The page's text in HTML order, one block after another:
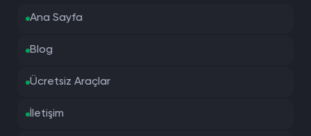
Ana Sayfa
Blog
Ücretsiz Araçlar
İletişim